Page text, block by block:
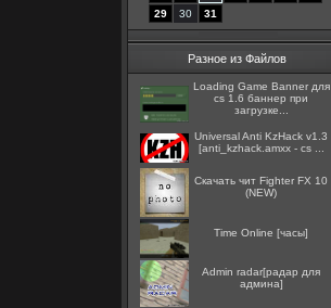
29
30 31
Разное из Файлов
Loading Game Banner для
cs 1.6 баннер при
загрузке...
Universal Anti KzHack v1.3
[anti_kzhack.amxx - cs ...
Скачать чит Fighter FX 10
(NEW)
Time Online [часы]
Admin radar[радар для
админа]